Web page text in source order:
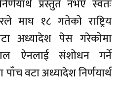
प्रस्तुत नभए स्वतः
माघ १८ गतेको राष्ट्रिय
अध्यादेश पेस गरेकोमा
ऐनलाई संशोधन गर्ने
वटा अध्यादेश निर्णयार्थ